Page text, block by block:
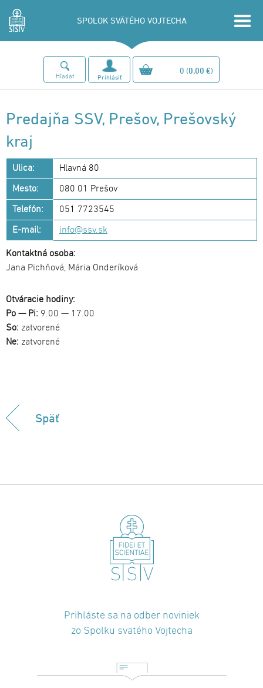
SPOLOK SVÄTÉHO VOJTECHA
Hľadať Prihlásiť
0 (0,00 €)
Predajňa SSV, Prešov, Prešovský
kraj
Ulica:
Hlavná 80
Mesto:
080 01 Prešov
Telefón:
051 7723545
E-mail:
info@ssv.sk
Kontaktná osoba:
Jana Pichňová, Mária Onderíková
Otváracie hodiny:
Po — Pi: 9.00 — 17.00
So: zatvorené
Ne: zatvorené
Späť
Prihláste sa na odber noviniek
zo Spolku svätého Vojtecha